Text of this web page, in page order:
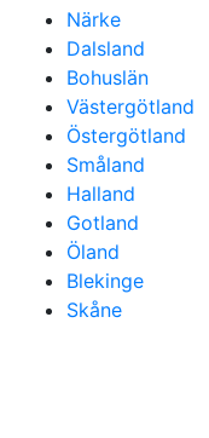
Närke
Dalsland
Bohuslän
Västergötland
Östergötland
Småland
Halland
Gotland
Öland
Blekinge
Skåne